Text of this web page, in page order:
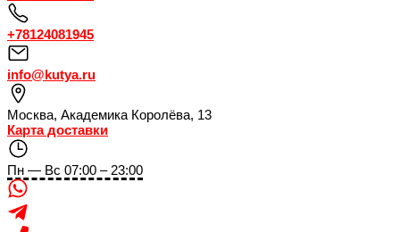
+78124081945
info@kutya.ru
Москва, Академика Королёва, 13
Карта доставки
Пн — Вс 07:00 – 23:00